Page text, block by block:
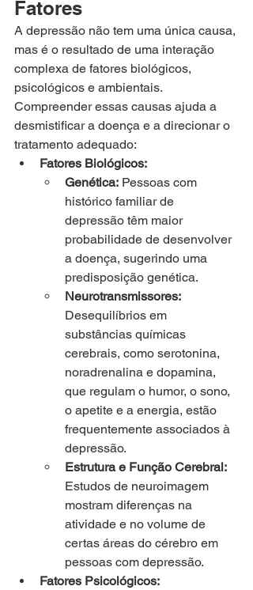
Fatores
A depressão não tem uma única causa,
mas é o resultado de uma interação
complexa de fatores biológicos,
psicológicos e ambientais.
Compreender essas causas ajuda a
desmistificar a doença e a direcionar o
tratamento adequado:
Fatores Biológicos:
Genética: Pessoas com
histórico familiar de
depressão têm maior
probabilidade de desenvolver
a doença, sugerindo uma
predisposição genética.
Neurotransmissores:
Desequilíbrios em
substâncias químicas
cerebrais, como serotonina,
noradrenalina e dopamina,
que regulam o humor, o sono,
o apetite e a energia, estão
frequentemente associados à
depressão.
Estrutura e Função Cerebral:
Estudos de neuroimagem
mostram diferenças na
atividade e no volume de
certas áreas do cérebro em
pessoas com depressão.
Fatores Psicológicos: